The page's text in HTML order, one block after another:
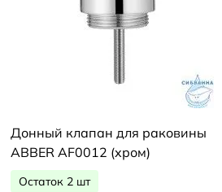
Донный клапан для раковины
ABBER AF0012 (хром)
Остаток 2 шт